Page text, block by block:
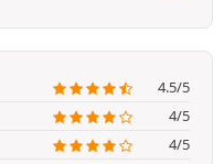
4.5/5
4/5
4/5